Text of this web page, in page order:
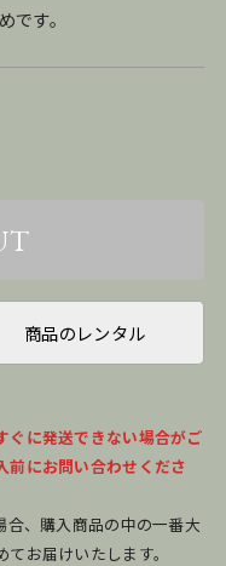
です。
商品のレンタル
ぐに発送できない場合がご
前にお問い合わせくださ
合、購入商品の中の一番大
お届けいたします。